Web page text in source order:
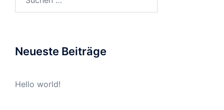
Neueste Beiträge
Hello world!